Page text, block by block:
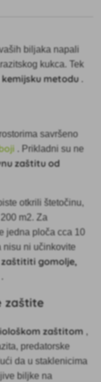
biljaka napali
kukca. Tek
kemijsku metodu .
savršeno
. Prikladni su ne
zaštitu od
otkrili štetočinu,
m2. Za
jedna ploča cca 10
nisu ni učinkovite
gomolje,
.
zaštite
zaštitom ,
predatorske
da u staklenicima
biljke na